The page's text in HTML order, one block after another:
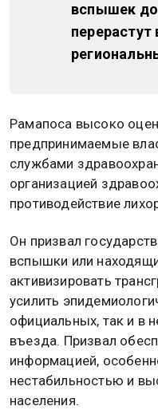
вспышек до
Рамапоса высоко
предпринимаемые
службами
организацией
противодействие
Он призвал
вспышки или
активизировать
усилить
официальных, так и в
въезда. Призвал
информацией,
нестабильностью и
населения.